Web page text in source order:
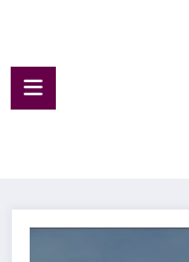
conteúdo